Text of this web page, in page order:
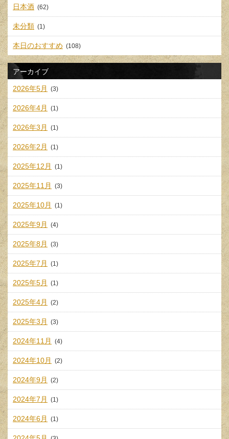
日本酒 (62)
未分類 (1)
本日のおすすめ (108)
アーカイブ
2026年5月 (3)
2026年4月 (1)
2026年3月 (1)
2026年2月 (1)
2025年12月 (1)
2025年11月 (3)
2025年10月 (1)
2025年9月 (4)
2025年8月 (3)
2025年7月 (1)
2025年5月 (1)
2025年4月 (2)
2025年3月 (3)
2024年11月 (4)
2024年10月 (2)
2024年9月 (2)
2024年7月 (1)
2024年6月 (1)